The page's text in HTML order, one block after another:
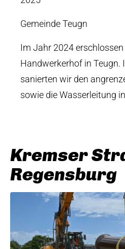
Gemeinde Teugn
Im Jahr 2024
Handwerkerhof in
sanierten wir den
sowie die Wasserleitung
Kremser
Regensburg